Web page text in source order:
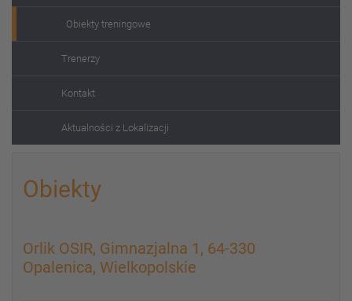
Obiekty treningowe
Trenerzy
Kontakt
Aktualności z Lokalizacji
Obiekty
Orlik OSIR, Gimnazjalna 1, 64-330
Opalenica, Wielkopolskie